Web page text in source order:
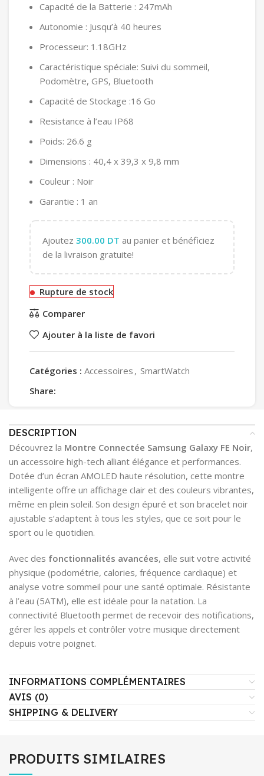
Capacité de la Batterie : 247mAh
Autonomie : Jusqu’à 40 heures
Processeur: 1.18GHz
Caractéristique spéciale: Suivi du sommeil,
Podomètre, GPS, Bluetooth
Capacité de Stockage :16 Go
Resistance à l’eau IP68
Poids: 26.6 g
Dimensions : 40,4 x 39,3 x 9,8 mm
Couleur : Noir
Garantie : 1 an
Ajoutez 300.00 DT au panier et bénéficiez
de la livraison gratuite!
Rupture de stock
Comparer
Ajouter à la liste de favori
Catégories : Accessoires , SmartWatch
Share:
DESCRIPTION
Découvrez la Montre Connectée Samsung Galaxy FE Noir,
un accessoire high-tech alliant élégance et performances.
Dotée d’un écran AMOLED haute résolution, cette montre
intelligente offre un affichage clair et des couleurs vibrantes,
même en plein soleil. Son design épuré et son bracelet noir
ajustable s’adaptent à tous les styles, que ce soit pour le
sport ou le quotidien.
Avec des fonctionnalités avancées, elle suit votre activité
physique (podométrie, calories, fréquence cardiaque) et
analyse votre sommeil pour une santé optimale. Résistante
à l’eau (5ATM), elle est idéale pour la natation. La
connectivité Bluetooth permet de recevoir des notifications,
gérer les appels et contrôler votre musique directement
depuis votre poignet.
INFORMATIONS COMPLÉMENTAIRES
AVIS (0)
SHIPPING & DELIVERY
PRODUITS SIMILAIRES